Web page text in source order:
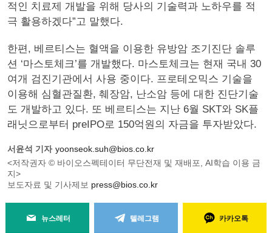
적인 치료제 개발을 위해 당사의 기술력과 노하우를 적
극 활용하겠다”고 말했다.
한편, 베르티스는 혈액을 이용한 유방암 조기진단 솔루
션 ‘마스토체크’를 개발했다. 마스토체크는 현재 국내 30
여개 검진기관에서 사용 중이다. 프로테오믹스 기술을
이용해 심혈관질환, 췌장암, 난소암 등에 대한 진단기술
도 개발하고 있다. 또 베르티스는 지난 6월 SKT와 SK플
래닛으로부터 preIPO로 150억원의 자금을 투자받았다.
서윤석 기자 yoonseok.suh@bios.co.kr
<저작권자 © 바이오스펙테이터 무단전재 및 재배포, AI학습 이용 금
지>
보도자료 및 기사제보 press@bios.co.kr
뉴스레터 텔레그램 카카오톡